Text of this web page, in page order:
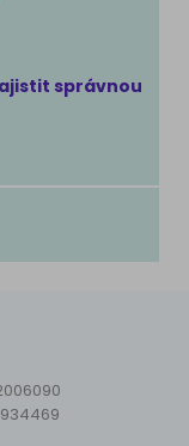
správnou